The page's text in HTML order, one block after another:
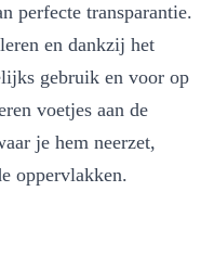
perfecte transparantie.
en dankzij het
gebruik en voor op
voetjes aan de
je hem neerzet,
oppervlakken.